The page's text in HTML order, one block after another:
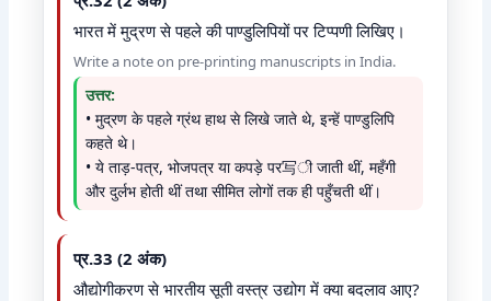
भारत में मुद्रण से पहले की पाण्डुलिपियों पर टिप्पणी लिखिए।
Write a note on pre-printing manuscripts in India.
उत्तर:
• मुद्रण के पहले ग्रंथ हाथ से लिखे जाते थे, इन्हें पाण्डुलिपि
कहते थे।
• ये ताड़-पत्र, भोजपत्र या कपड़े पर写ी जाती थीं, महँगी
और दुर्लभ होती थीं तथा सीमित लोगों तक ही पहुँचती थीं।
प्र.33 (2 अंक)
औद्योगीकरण से भारतीय सूती वस्त्र उद्योग में क्या बदलाव आए?